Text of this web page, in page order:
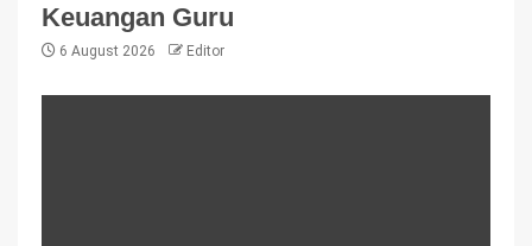
Keuangan Guru
6 August 2026 Editor